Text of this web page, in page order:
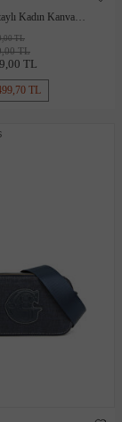
Kadın Kanvas
TL
TL
TL
TL